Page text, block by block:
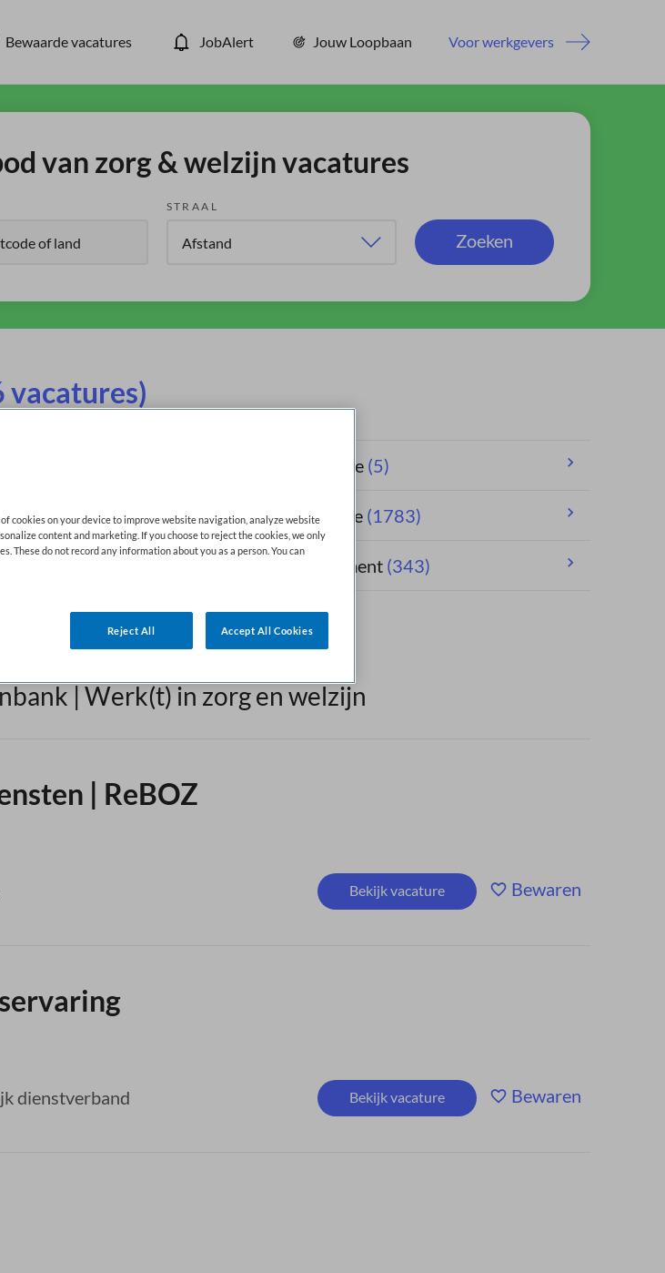
Bewaarde vacatures JobAlert Jouw Loopbaan Voor werkgevers
van zorg & welzijn vacatures
STRAAL
Zoeken
vacatures)
Tandheelkunde (5)
Verpleegkunde (1783)
Zorgmanagement (343)
| Werk(t) in zorg en welzijn
| ReBOZ
Bekijk vacature Bewaren
dienstverband Bekijk vacature Bewaren
cookies on your device to improve website navigation, analyze website
content and marketing. If you choose to reject the cookies, we only
These do not record any information about you as a person. You can
Reject All Accept All Cookies